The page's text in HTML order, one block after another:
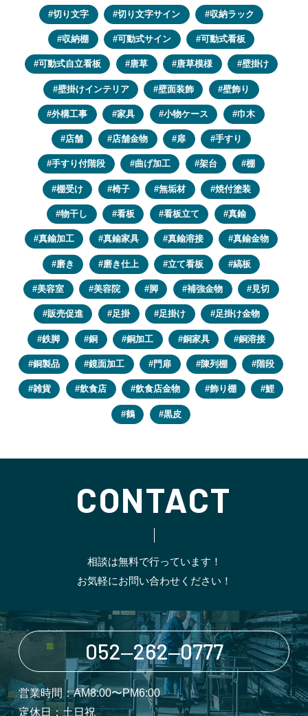
切り文字 切り文字サイン 収納ラック
収納棚 可動式サイン 可動式看板
可動式自立看板 唐草 唐草模様 壁掛け
壁掛けインテリア 壁面装飾 壁飾り
外構工事 家具 小物ケース 巾木
店舗 店舗金物 扉 手すり
手すり付階段 曲げ加工 架台 棚
棚受け 椅子 無垢材 焼付塗装
物干し 看板 看板立て 真鍮
真鍮加工 真鍮家具 真鍮溶接 真鍮金物
磨き 磨き仕上 立て看板 縞板
美容室 美容院 脚 補強金物 見切
販売促進 足掛 足掛け 足掛け金物
鉄脚 銅 銅加工 銅家具 銅溶接
銅製品 鏡面加工 門扉 陳列棚 階段
雑貨 飲食店 飲食店金物 飾り棚 鯉
鶴 黒皮
CONTACT
相談は無料で行っています！
お気軽にお問い合わせください！
052‒262‒0777
営業時間：AM8:00〜PM6:00
定休日：土日祝